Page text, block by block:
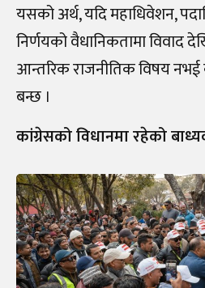
यसको अर्थ, यदि महाधिवेशन,
निर्णयको वैधानिकतामा विवाद
आन्तरिक राजनीतिक विषय नभई
बन्छ ।
कांग्रेसको विधानमा रहेको